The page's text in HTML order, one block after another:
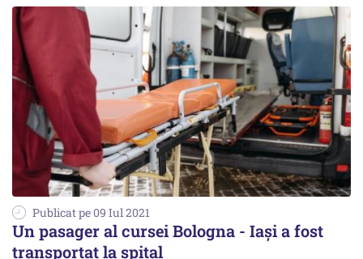
Publicat pe 09 Iul 2021
Un pasager al cursei Bologna - Iași a fost
transportat la spital